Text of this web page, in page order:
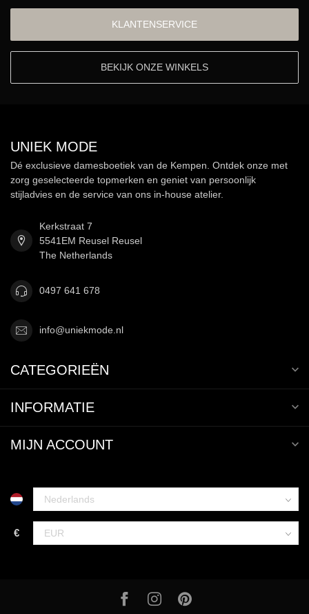
KLANTENSERVICE
BEKIJK ONZE WINKELS
UNIEK MODE
Dé exclusieve damesboetiek van de Kempen. Ontdek onze met
zorg geselecteerde topmerken en geniet van persoonlijk
stijladvies en de service van ons in-house atelier.
Kerkstraat 7
5541EM Reusel Reusel
The Netherlands
0497 641 678
info@uniekmode.nl
CATEGORIEËN
INFORMATIE
MIJN ACCOUNT
€